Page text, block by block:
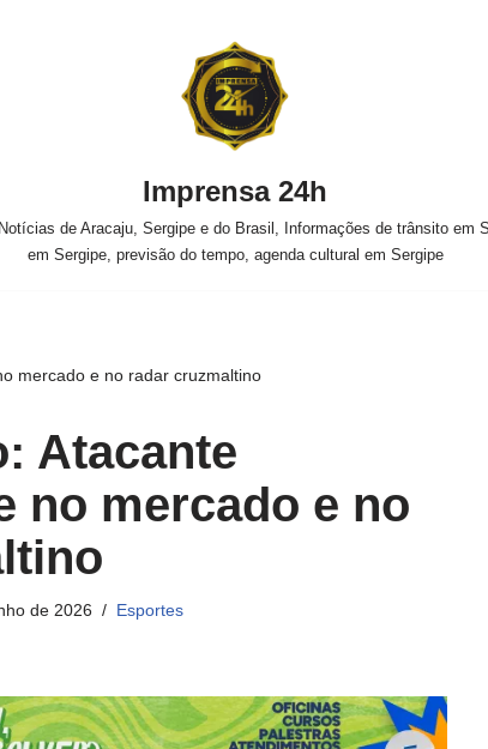
Imprensa 24h
de Aracaju, Sergipe e do Brasil, Informações de trânsito em
em Sergipe, previsão do tempo, agenda cultural em Sergipe
mercado e no radar cruzmaltino
Atacante
no mercado e no
de 2026 Esportes